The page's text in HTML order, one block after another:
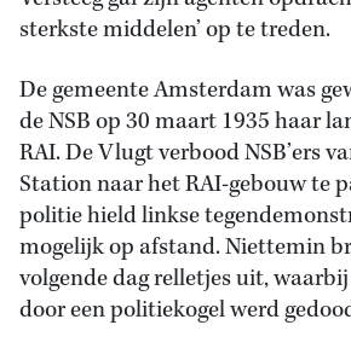
sterkste middelen’ op te treden.
De gemeente Amsterdam was
de NSB op 30 maart 1935 haar
RAI. De Vlugt verbood NSB’ers
Station naar het RAI-gebouw te
politie hield linkse
mogelijk op afstand. Niettemin
volgende dag relletjes uit,
door een politiekogel werd